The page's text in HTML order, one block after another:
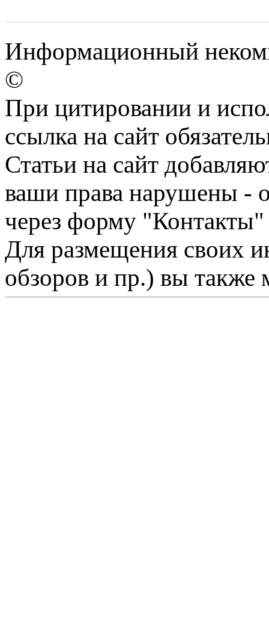
Информационный
©
При цитировании и
ссылка на сайт
Статьи на сайт
ваши права нарушены -
через форму "Контакты"
Для размещения своих
обзоров и пр.) вы также